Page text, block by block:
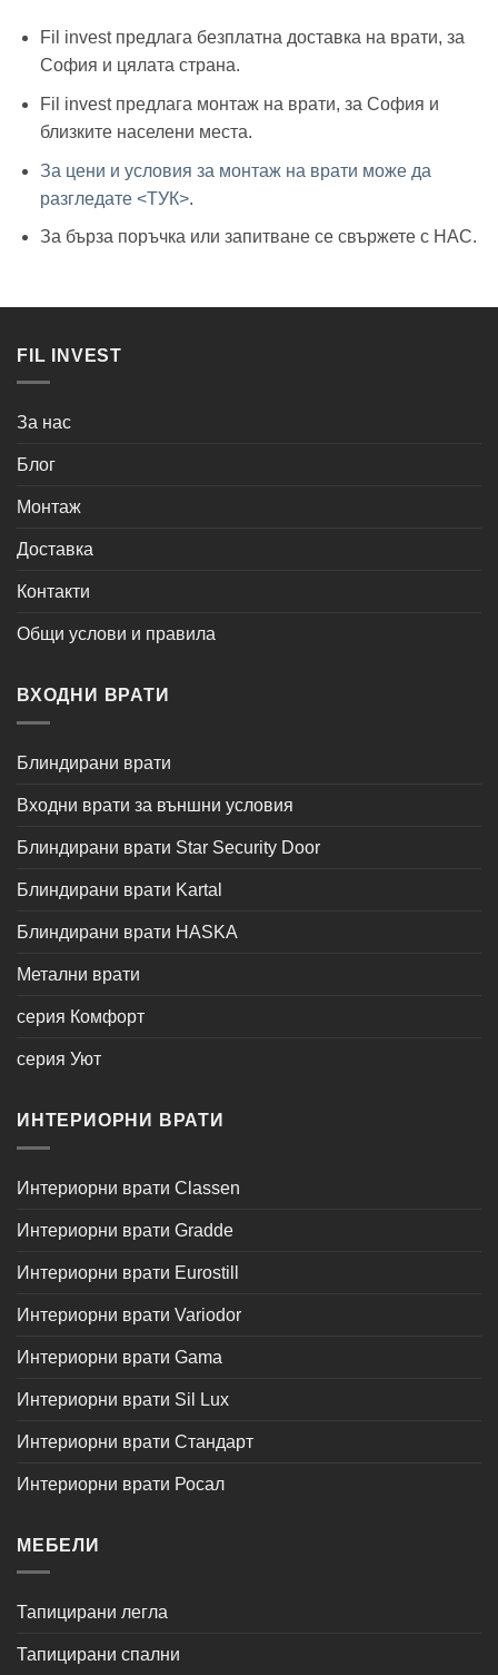
Fil invest предлага безплатна доставка на врати, за
София и цялата страна.
Fil invest предлага монтаж на врати, за София и
близките населени места.
За цени и условия за монтаж на врати може да
разгледате <ТУК>.
За бърза поръчка или запитване се свържете с НАС.
FIL INVEST
За нас
Блог
Монтаж
Доставка
Контакти
Общи услови и правила
ВХОДНИ ВРАТИ
Блиндирани врати
Входни врати за външни условия
Блиндирани врати Star Security Door
Блиндирани врати Kartal
Блиндирани врати HASKA
Метални врати
серия Комфорт
серия Уют
ИНТЕРИОРНИ ВРАТИ
Интериорни врати Classen
Интериорни врати Gradde
Интериорни врати Eurostill
Интериорни врати Variodor
Интериорни врати Gama
Интериорни врати Sil Lux
Интериорни врати Стандарт
Интериорни врати Росал
МЕБЕЛИ
Тапицирани легла
Тапицирани спални